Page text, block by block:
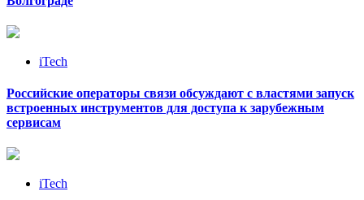
iTech
Российские операторы связи обсуждают с властями запуск
встроенных инструментов для доступа к зарубежным
сервисам
iTech